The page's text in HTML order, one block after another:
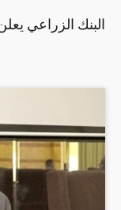
البنك الزراعي